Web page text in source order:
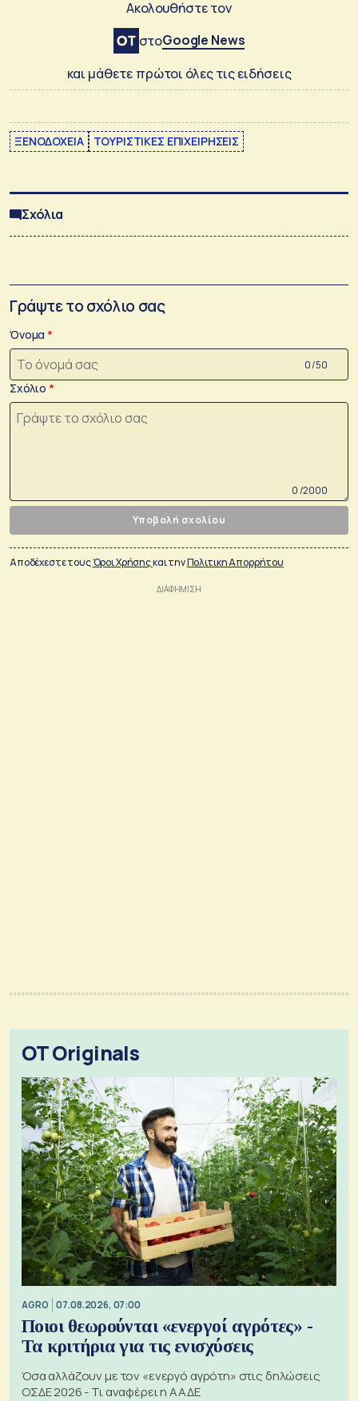
Ακολουθήστε τον
στοGoogle News
και μάθετε πρώτοι όλες τις ειδήσεις
ΞΕΝΟΔΟΧΕΙΑ ΤΟΥΡΙΣΤΙΚΕΣ ΕΠΙΧΕΙΡΗΣΕΙΣ
Σχόλια
Γράψτε το σχόλιο σας
Όνομα
0 /50
Σχόλιο
0 /2000
Υποβολή σχολίου
Αποδέχεστε τουςΌροι Χρήσηςκαι τηνΠολιτικη Απορρήτου
OT Originals
AGRO 07.08.2026, 07:00
Ποιοι θεωρούνται «ενεργοί αγρότες» -
Τα κριτήρια για τις ενισχύσεις
Όσα αλλάζουν με τον «ενεργό αγρότη» στις δηλώσεις
ΟΣΔΕ 2026 - Τι αναφέρει η ΑΑΔΕ